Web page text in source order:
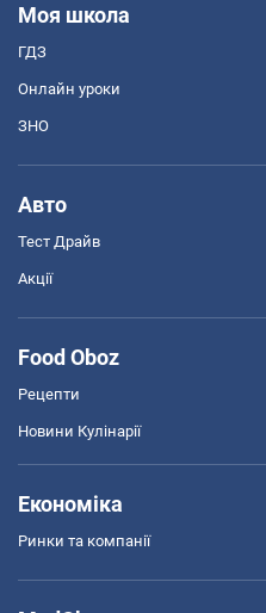
Моя школа
ГДЗ
Онлайн уроки
ЗНО
Авто
Тест Драйв
Акції
Food Oboz
Рецепти
Новини Кулінарії
Економіка
Ринки та компанії